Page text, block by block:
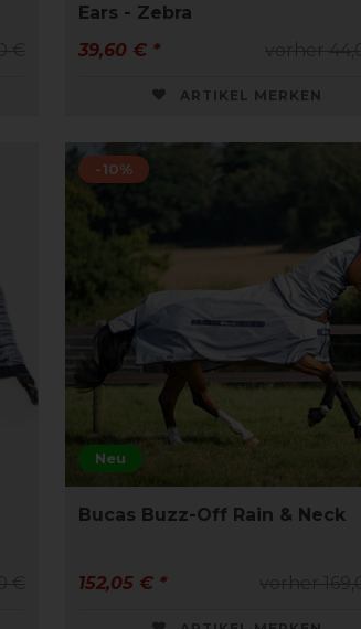
Ears - Zebra
39,60 € *
ARTIKEL MERKEN
Neu
-10%
Bucas Buzz-Off Rain & Neck
152,05 € *